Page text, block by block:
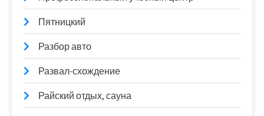
Пятницкий
Разбор авто
Развал-схождение
Райский отдых, сауна